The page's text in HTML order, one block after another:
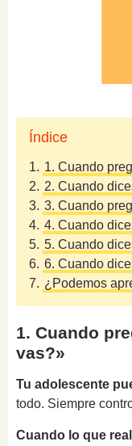
Índice
1. 1. Cuando
2. 2. Cuando
3. 3. Cuando
4. 4. Cuando
5. 5. Cuando
6. 6. Cuando
7. ¿Podemos
1. Cuando
vas?»
Tu adolescente
todo. Siempre
Cuando lo que